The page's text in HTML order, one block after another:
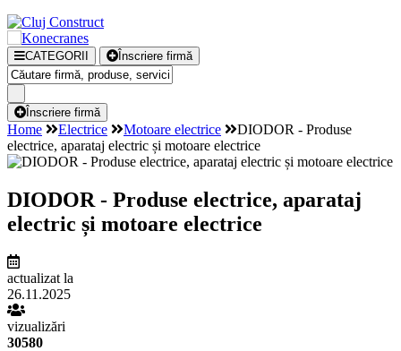
CATEGORII Înscriere firmă
Înscriere firmă
Home Electrice Motoare electrice
DIODOR - Produse
electrice, aparataj electric și motoare electrice
DIODOR - Produse electrice, aparataj
electric și motoare electrice
actualizat la
26.11.2025
vizualizări
30580